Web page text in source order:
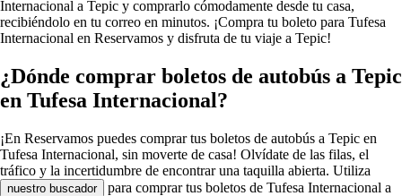
Internacional a Tepic y comprarlo cómodamente desde tu casa,
recibiéndolo en tu correo en minutos. ¡Compra tu boleto para Tufesa
Internacional en Reservamos y disfruta de tu viaje a Tepic!
¿Dónde comprar boletos de autobús a Tepic
en Tufesa Internacional?
¡En Reservamos puedes comprar tus boletos de autobús a Tepic en
Tufesa Internacional, sin moverte de casa! Olvídate de las filas, el
tráfico y la incertidumbre de encontrar una taquilla abierta. Utiliza
nuestro buscador
para comprar tus boletos de Tufesa Internacional a